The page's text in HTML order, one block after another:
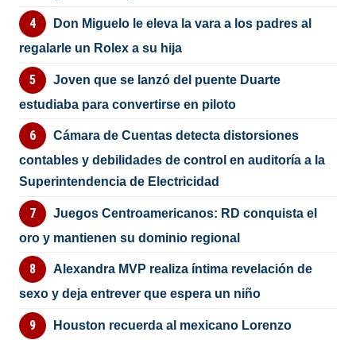
Don Miguelo le eleva la vara a los padres al
regalarle un Rolex a su hija
Joven que se lanzó del puente Duarte
estudiaba para convertirse en piloto
Cámara de Cuentas detecta distorsiones
contables y debilidades de control en auditoría a la
Superintendencia de Electricidad
Juegos Centroamericanos: RD conquista el
oro y mantienen su dominio regional
Alexandra MVP realiza íntima revelación de
sexo y deja entrever que espera un niño
Houston recuerda al mexicano Lorenzo